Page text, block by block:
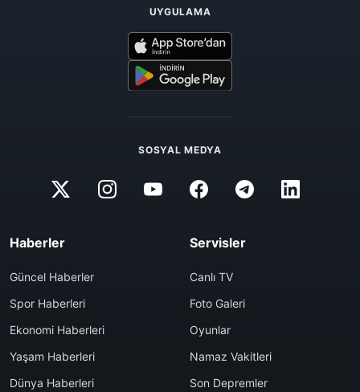
UYGULAMA
SOSYAL MEDYA
Haberler
Güncel Haberler
Spor Haberleri
Ekonomi Haberleri
Yaşam Haberleri
Dünya Haberleri
Servisler
Canlı TV
Foto Galeri
Oyunlar
Namaz Vakitleri
Son Depremler